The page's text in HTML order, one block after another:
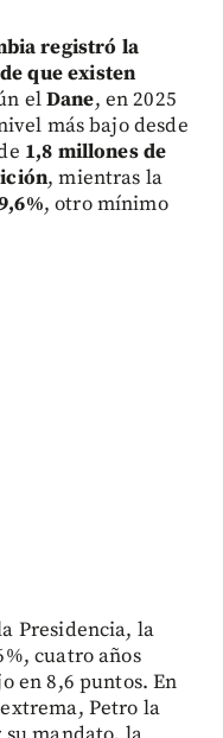
registró la
que existen
elDane, en 2025
más bajo desde
1,8 millones de
, mientras la
, otro mínimo
Presidencia, la
cuatro años
en 8,6 puntos. En
Petro la